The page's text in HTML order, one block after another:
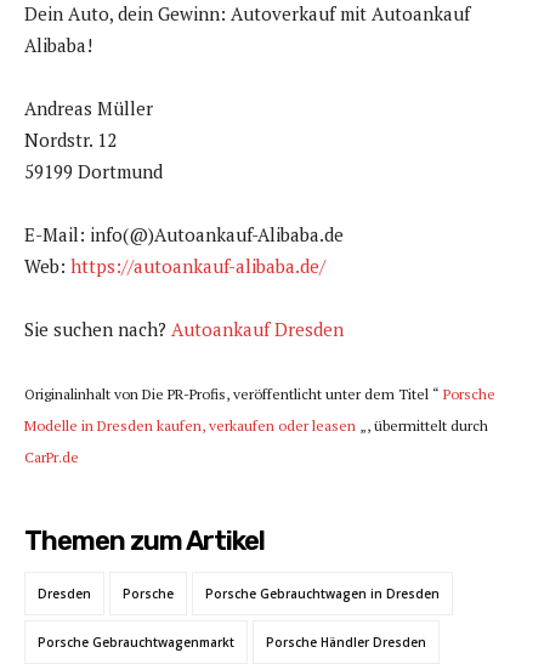
Dein Auto, dein Gewinn: Autoverkauf mit Autoankauf
Alibaba!
Andreas Müller
Nordstr. 12
59199 Dortmund
E-Mail: info(@)Autoankauf-Alibaba.de
Web: https://autoankauf-alibaba.de/
Sie suchen nach? Autoankauf Dresden
Originalinhalt von Die PR-Profis, veröffentlicht unter dem Titel “ Porsche
Modelle in Dresden kaufen, verkaufen oder leasen „, übermittelt durch
CarPr.de
Themen zum Artikel
Dresden Porsche Porsche Gebrauchtwagen in Dresden
Porsche Gebrauchtwagenmarkt Porsche Händler Dresden